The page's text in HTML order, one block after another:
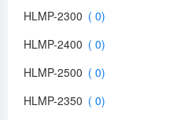
HLMP-2300
HLMP-2400
HLMP-2500
HLMP-2350